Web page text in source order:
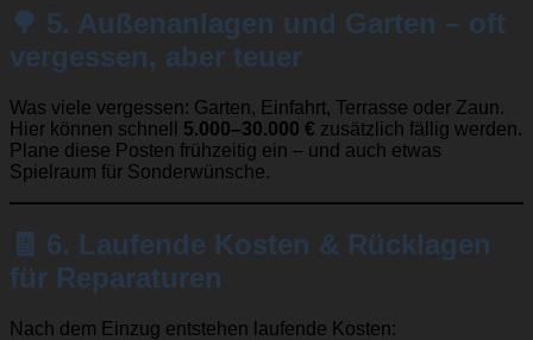
🌳 5. Außenanlagen und Garten – oft
vergessen, aber teuer
Was viele vergessen: Garten, Einfahrt, Terrasse oder Zaun.
Hier können schnell 5.000–30.000 € zusätzlich fällig werden.
Plane diese Posten frühzeitig ein – und auch etwas
Spielraum für Sonderwünsche.
🧾 6. Laufende Kosten & Rücklagen
für Reparaturen
Nach dem Einzug entstehen laufende Kosten: